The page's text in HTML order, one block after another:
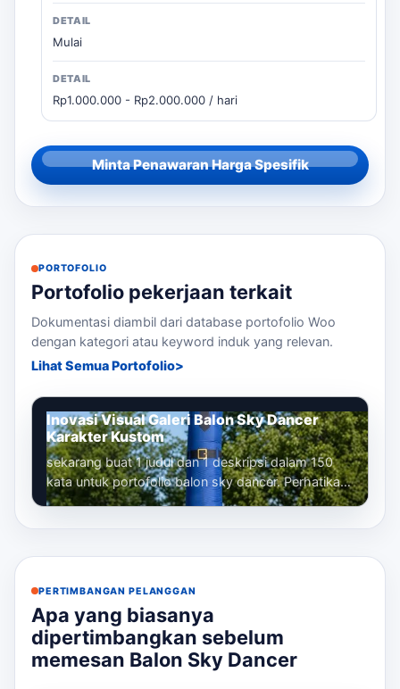
Mulai
Rp1.000.000 - Rp2.000.000 / hari
Minta Penawaran Harga Spesifik
PORTOFOLIO
Portofolio pekerjaan terkait
Dokumentasi diambil dari database portofolio Woo
dengan kategori atau keyword induk yang relevan.
Lihat Semua Portofolio
Inovasi Visual Galeri Balon Sky Dancer
Karakter Kustom
sekarang buat 1 judul dan 1 deskripsi dalam 150
kata untuk portofolio balon sky dancer. Perhatikan
bahwa kita sudah membuat banyak...
PERTIMBANGAN PELANGGAN
Apa yang biasanya
dipertimbangkan sebelum
memesan Balon Sky Dancer